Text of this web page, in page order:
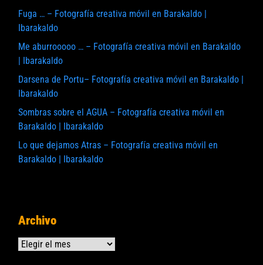
Fuga … – Fotografía creativa móvil en Barakaldo |
Ibarakaldo
Me aburrooooo … – Fotografía creativa móvil en Barakaldo
| Ibarakaldo
Darsena de Portu– Fotografía creativa móvil en Barakaldo |
Ibarakaldo
Sombras sobre el AGUA – Fotografía creativa móvil en
Barakaldo | Ibarakaldo
Lo que dejamos Atras – Fotografía creativa móvil en
Barakaldo | Ibarakaldo
Archivo
Archivos